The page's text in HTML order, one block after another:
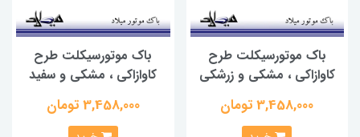
باک موتورسیکلت طرح
کاوازاکی ، مشکی و زرشکی
3,458,000 تومان
باک موتورسیکلت طرح
کاوازاکی ، مشکی و سفید
3,458,000 تومان